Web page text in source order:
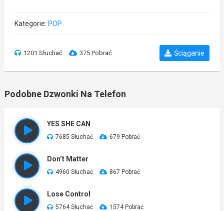
Kategorie: POP
1201 Słuchać 375 Pobrać Ściąganie
Podobne Dzwonki Na Telefon
YES SHE CAN
7685 Słuchać 679 Pobrać
Don’t Matter
4960 Słuchać 867 Pobrać
Lose Control
5764 Słuchać 1574 Pobrać